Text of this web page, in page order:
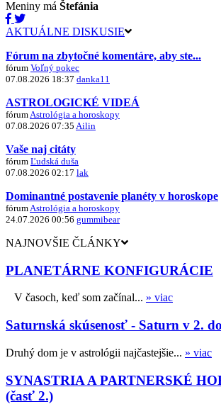
Meniny má Štefánia
AKTUÁLNE DISKUSIE
Fórum na zbytočné komentáre, aby ste...
fórum Voľný pokec
07.08.2026 18:37 danka11
ASTROLOGICKÉ VIDEÁ
fórumAstrológia a horoskopy
07.08.2026 07:35 Ailin
Vaše naj citáty
fórum Ľudská duša
07.08.2026 02:17 lak
Dominantné postavenie planéty v horoskope
fórumAstrológia a horoskopy
24.07.2026 00:56 gummibear
NAJNOVŠIE ČLÁNKY
PLANETÁRNE KONFIGURÁCIE
V časoch, keď som začínal... » viac
Saturnská skúsenosť - Saturn v 2.
Druhý dom je v astrológii najčastejšie... » viac
SYNASTRIA A PARTNERSKÉ
(časť 2.)